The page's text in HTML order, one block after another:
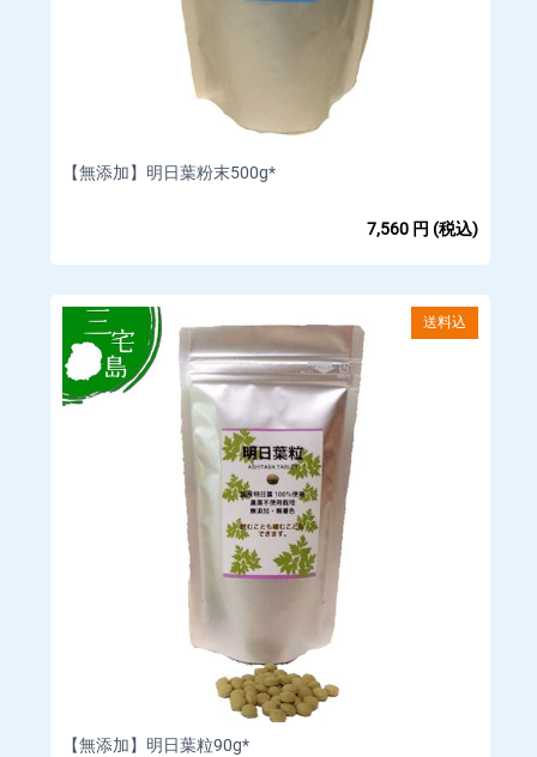
□商品等の不具合による返金
【対応条件】商品の使用有無にかかわらず、対応期間内に電話
もしくはメールにてご 連絡いただいたもののみ原則対応しま
【返金額】商品代金全額
【対応条件】商品の使用有無にかかわらず、対応期間内に電話
もしくはメールにてご 連絡いただいたもののみ原則対応しま
【対応期間】商品到着後 7 日以内にご連絡いただいた場合
【返金額】商品代金全額
【返品送料・再送料】当店負担
【備考】在庫状況により同一商品の手配が不可能な場合など、
交換に応じることがで きないこともございます。
その際は返金の対応をさせていただきますのでご了承くださ
【無添加】明日葉粉末500g*
7,560 円 (税込)
送料込
【無添加】明日葉粒90g*